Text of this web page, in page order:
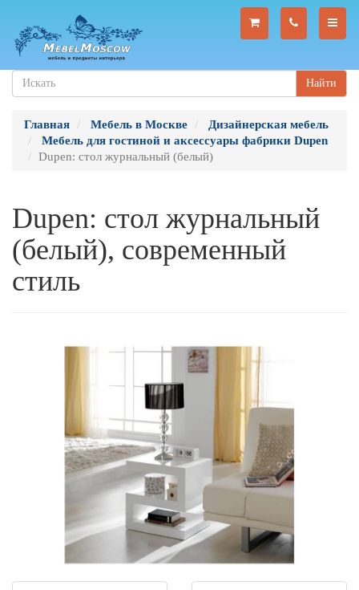
Найти
Главная Мебель в Москве
Дизайнерская мебель
Мебель для гостиной и аксессуары фабрики Dupen
Dupen: стол журнальный (белый)
Dupen: стол журнальный
(белый), современный
стиль